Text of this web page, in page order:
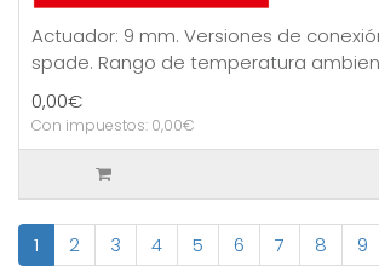
Actuador: 9 mm. Versiones de
spade. Rango de temperatura
0,00€
Con impuestos: 0,00€
1 2 3 4 5 6 7 8 9